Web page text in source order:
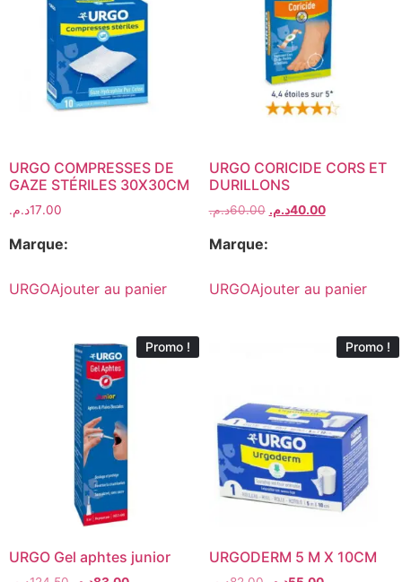
URGO COMPRESSES DE
GAZE STÉRILES 30X30CM
17.00د.م.
Marque:
URGOAjouter au panier
URGO CORICIDE CORS ET
DURILLONS
60.00د.م. 40.00د.م.
Marque:
URGOAjouter au panier
Promo !
URGO Gel aphtes junior
Promo !
URGODERM 5 M X 10CM